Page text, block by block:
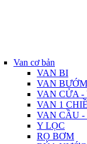
Van cơ bản
VAN BI
VAN BƯỚM
VAN CỬA -
VAN 1
VAN CẦU
Y LỌC
RỌ BƠM